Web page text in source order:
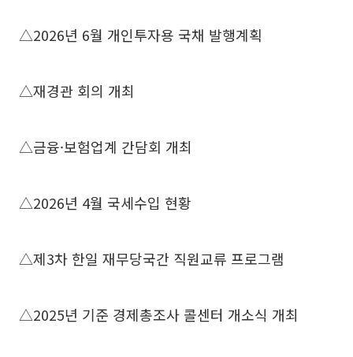
△2026년 6월 개인투자용 국채 발행계획
△재경관 회의 개최
△금융·보험업계 간담회 개최
△2026년 4월 국세수입 현황
△제3차 한일 재무당국간 직원교류 프로그램
△2025년 기준 경제총조사 콜센터 개소식 개최